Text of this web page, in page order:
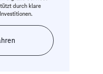
durch klare